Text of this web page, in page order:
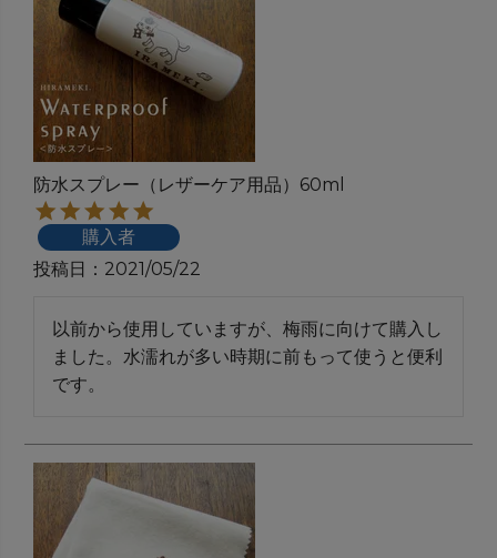
防水スプレー（レザーケア用品）60ml
購入者
投稿日
2021/05/22
以前から使用していますが、梅雨に向けて購入し
ました。水濡れが多い時期に前もって使うと便利
です。